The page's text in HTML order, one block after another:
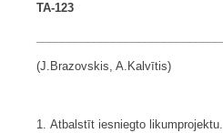
TA-123
(J.Brazovskis, A.Kalvītis)
1. Atbalstīt iesniegto likumprojektu.